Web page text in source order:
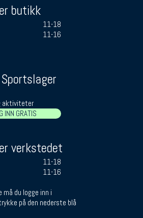
butikk
11-18
11-16
aktiviteter
INN GRATIS
verkstedet
11-18
11-16
du logge inn i
på den nederste blå